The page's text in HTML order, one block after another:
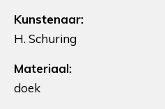
Kunstenaar:
H. Schuring
Materiaal:
doek